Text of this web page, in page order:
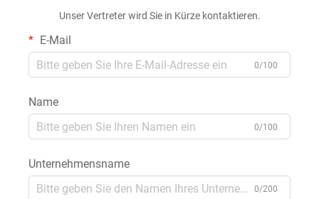
Unser Vertreter wird Sie in Kürze kontaktieren.
E-Mail
0/100
Name
0/100
Unternehmensname
0/200